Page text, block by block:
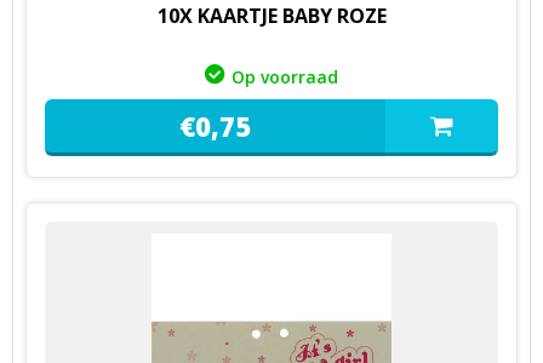
10X KAARTJE BABY ROZE
Op voorraad
€0,75